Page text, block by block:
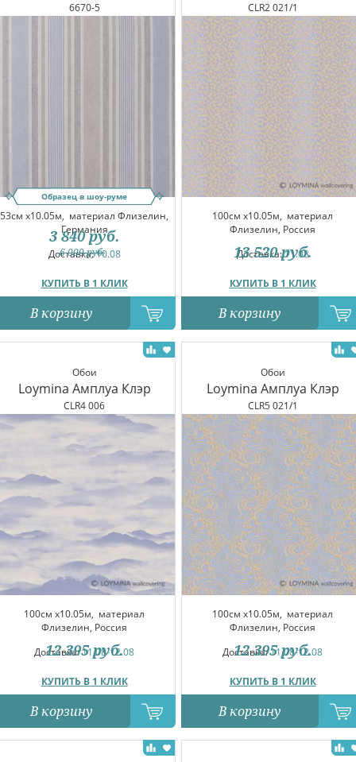
6670-5
Образец в шоу-руме
53см x10.05м, материал Флизелин,
Германия
Доставка:10.08
КУПИТЬ В 1 КЛИК
6 000руб.
3 840 руб.
В корзину
CLR2 021/1
100см x10.05м, материал
Флизелин, Россия
Доставка:11.08
КУПИТЬ В 1 КЛИК
13 520 руб.
В корзину
Обои
Loymina Амплуа Клэр
CLR4 006
100см x10.05м, материал
Флизелин, Россия
Доставка:11.08-12.08
КУПИТЬ В 1 КЛИК
12 395 руб.
В корзину
Обои
Loymina Амплуа Клэр
CLR5 021/1
100см x10.05м, материал
Флизелин, Россия
Доставка:11.08-12.08
КУПИТЬ В 1 КЛИК
12 395 руб.
В корзину